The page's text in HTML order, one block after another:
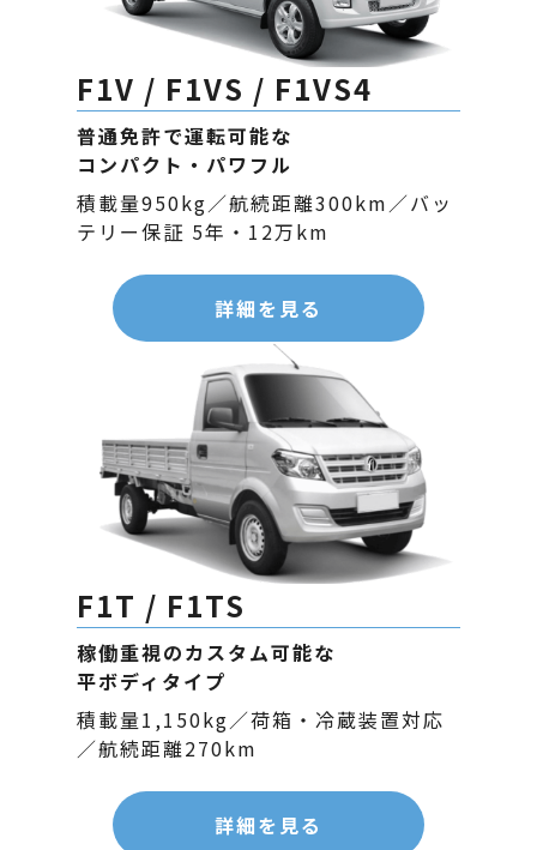
F1V / F1VS / F1VS4
普通免許で運転可能な
コンパクト・パワフル
積載量950kg／航続距離300km／バッ
テリー保証 5年・12万km
詳細を見る
F1T / F1TS
稼働重視のカスタム可能な
平ボディタイプ
積載量1,150kg／荷箱・冷蔵装置対応
／航続距離270km
詳細を見る